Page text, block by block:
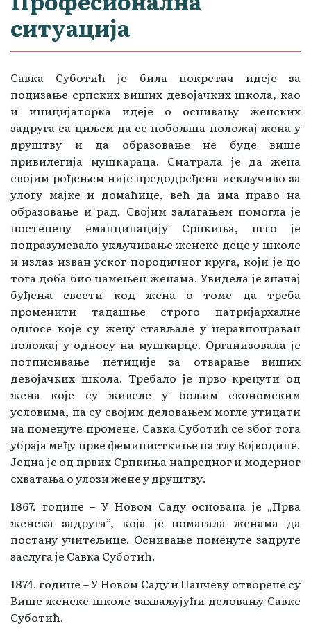
ситуација
Савка Суботић је била покретач идеје за
подизање српских виших девојачких школа, као
и иницијаторка идеје о оснивању женских
задруга са циљем да се побољша положај жена у
друштву и да образовање не буде више
привилегија мушкараца. Сматрала је да жена
својим рођењем није предодређена искључиво за
улогу мајке и домаћице, већ да има право на
образовање и рад. Својим залагањем помогла је
постепену еманципацију Српкиња, што је
подразумевало укључивање женске деце у школе
и излаз изван уског породичног круга, који је до
тога доба био намењен женама. Увидела је значај
буђења свести код жена о томе да треба
променити тадашње строго патријархалне
односе које су жену стављале у неравноправан
положај у односу на мушкарце. Организовала је
потписивање петиције за отварање виших
девојачких школа. Требало је прво кренути од
жена које су живеле у бољим економским
условима, па су својим деловањем могле утицати
на поменуте промене. Савка Суботић се због тога
убраја међу прве феминисткиње на тлу Војводине.
Једна је од првих Српкиња напредног и модерног
схватања о улози жене у друштву.
1867. године – У Новом Саду основана је „Прва
женска задруга”, која је помагала женама да
постану учитељицe. Оснивање поменуте задруге
заслуга је Савка Суботић.
1874. године – У Новом Саду и Панчеву отворене су
Више женске школе захваљујући деловању Савке
Суботић.